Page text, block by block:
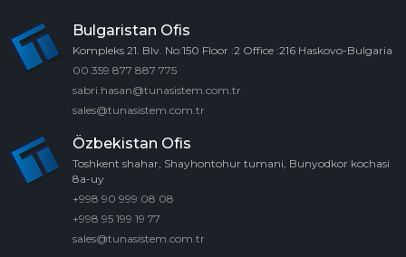
Bulgaristan Ofis
Kompleks 21. Blv. No:150 Floor :2 Office :216 Haskovo-Bulgaria
00 359 877 887 775
sabri.hasan@tunasistem.com.tr
sales@tunasistem.com.tr
Özbekistan Ofis
Toshkent shahar, Shayhontohur tumani, Bunyodkor kochasi
8a-uy
+998 90 999 08 08
+998 95 199 19 77
sales@tunasistem.com.tr